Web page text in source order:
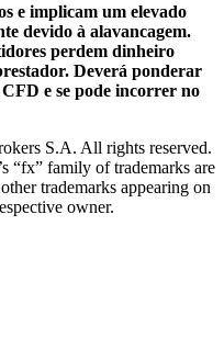
e implicam um elevado
devido à alavancagem.
perdem dinheiro
Deverá ponderar
e se pode incorrer no
S.A. All rights reserved.
“fx” family of trademarks are
trademarks appearing on
owner.